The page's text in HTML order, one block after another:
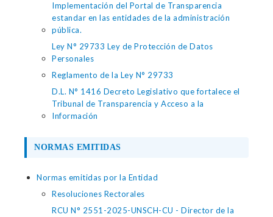
Implementación del Portal de Transparencia
estandar en las entidades de la administración
pública.
Ley N° 29733 Ley de Protección de Datos
Personales
Reglamento de la Ley N° 29733
D.L. N° 1416 Decreto Legislativo que fortalece el
Tribunal de Transparencia y Acceso a la
Información
NORMAS EMITIDAS
Normas emitidas por la Entidad
Resoluciones Rectorales
RCU N° 2551-2025-UNSCH-CU - Director de la